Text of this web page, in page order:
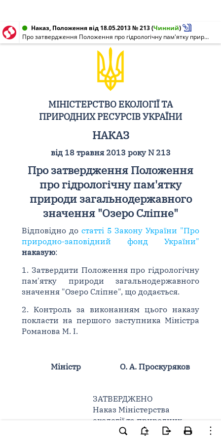
Наказ, Положення від 18.05.2013 № 213(Чинний)
Про затвердження Положення про гідрологічну пам'ятку природи загальнодержавного значення "Озеро Сліпне"
МІНІСТЕРСТВО ЕКОЛОГІЇ ТА
ПРИРОДНИХ РЕСУРСІВ УКРАЇНИ
НАКАЗ
від 18 травня 2013 року N 213
Про затвердження Положення
про гідрологічну пам'ятку
природи загальнодержавного
значення "Озеро Сліпне"
Відповідно до статті 5 Закону України "Про
природно-заповідний фонд України"
наказую:
1. Затвердити Положення про гідрологічну
пам'ятку природи загальнодержавного
значення "Озеро Сліпне", що додається.
2. Контроль за виконанням цього наказу
покласти на першого заступника Міністра
Романова М. І.
Міністр О. А. Проскуряков
ЗАТВЕРДЖЕНО
Наказ Міністерства
екології та природних
ресурсів